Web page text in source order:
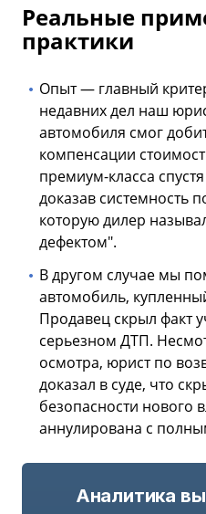
Реальные
практики
Опыт — главный
недавних дел наш
автомобиля смог
компенсации
премиум-класса
доказав системность
которую дилер
дефектом".
В другом случае мы
автомобиль,
Продавец скрыл факт
серьезном ДТП.
осмотра, юрист по
доказал в суде, что
безопасности нового
аннулирована с
Аналитика